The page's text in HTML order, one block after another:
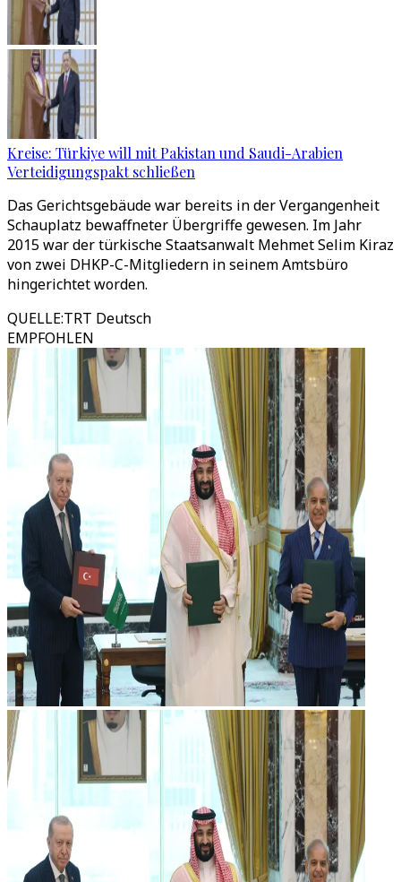
Kreise: Türkiye will mit Pakistan und Saudi-Arabien
Verteidigungspakt schließen
Das Gerichtsgebäude war bereits in der Vergangenheit
Schauplatz bewaffneter Übergriffe gewesen. Im Jahr
2015 war der türkische Staatsanwalt Mehmet Selim Kiraz
von zwei DHKP-C-Mitgliedern in seinem Amtsbüro
hingerichtet worden.
QUELLE:TRT Deutsch
EMPFOHLEN